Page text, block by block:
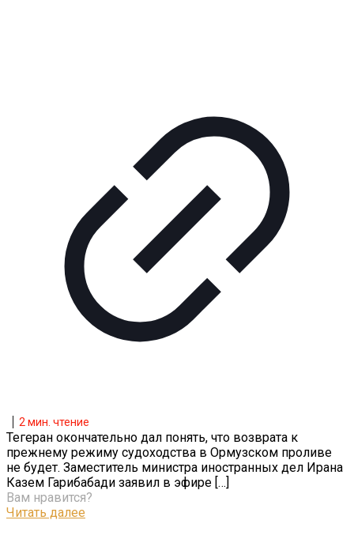
2мин. чтение
Тегеран окончательно дал понять, что возврата к
прежнему режиму судоходства в Ормузском проливе
не будет. Заместитель министра иностранных дел Ирана
Казем Гарибабади заявил в эфире […]
Вам нравится?
Читать далее